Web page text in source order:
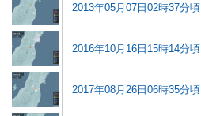
2013年05月07日02時37分頃
2016年10月16日15時14分頃
2017年08月26日06時35分頃